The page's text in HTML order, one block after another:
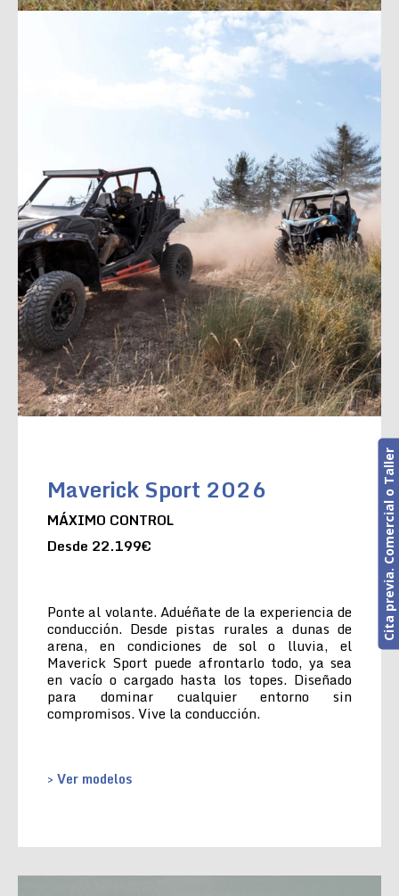
Maverick Sport 2026
MÁXIMO CONTROL
Desde 22.199€
Ponte al volante. Aduéñate de la experiencia de
conducción. Desde pistas rurales a dunas de
arena, en condiciones de sol o lluvia, el
Maverick Sport puede afrontarlo todo, ya sea
en vacío o cargado hasta los topes. Diseñado
para dominar cualquier entorno sin
compromisos. Vive la conducción.
> Ver modelos
Cita previa. Comercial o Taller